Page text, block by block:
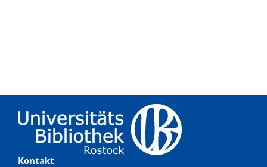
Kontakt